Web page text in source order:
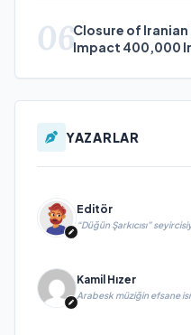
06Closure of
Impact 400,000
YAZARLAR
Editör
“Düğün Şarkıcısı”
Kamil Hızer
Arabesk müziğin efsane